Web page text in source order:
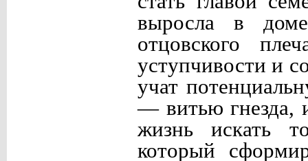
выросла в
отцовского
уступчивости и
учат
— витью гнезда,
жизнь искать
который